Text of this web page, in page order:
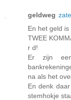
geldweg
En het geld is
TWEE
r d!
Er zijn
na als het
En denk
stemhokje